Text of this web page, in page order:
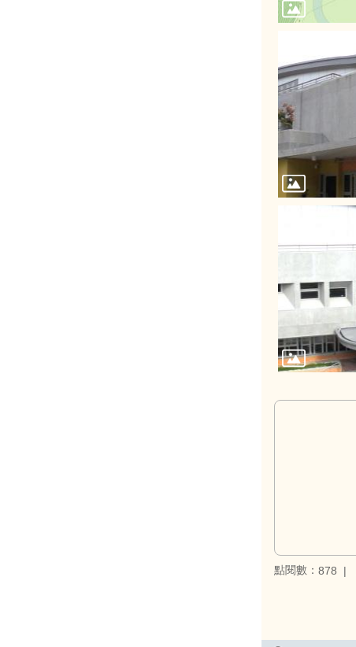
點閱數： 878